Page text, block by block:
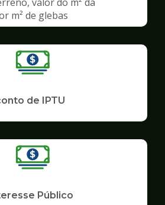
m² de glebas
de IPTU
Público